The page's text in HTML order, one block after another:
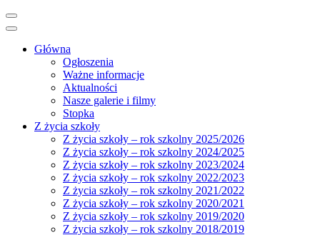
Główna
Ogłoszenia
Ważne informacje
Aktualności
Nasze galerie i filmy
Stopka
Z życia szkoły
Z życia szkoły – rok szkolny 2025/2026
Z życia szkoły – rok szkolny 2024/2025
Z życia szkoły – rok szkolny 2023/2024
Z życia szkoły – rok szkolny 2022/2023
Z życia szkoły – rok szkolny 2021/2022
Z życia szkoły – rok szkolny 2020/2021
Z życia szkoły – rok szkolny 2019/2020
Z życia szkoły – rok szkolny 2018/2019